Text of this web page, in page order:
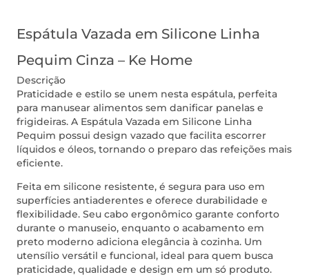
Espátula Vazada em Silicone Linha
Pequim Cinza – Ke Home
Descrição
Praticidade e estilo se unem nesta espátula, perfeita
para manusear alimentos sem danificar panelas e
frigideiras. A Espátula Vazada em Silicone Linha
Pequim possui design vazado que facilita escorrer
líquidos e óleos, tornando o preparo das refeições mais
eficiente.
Feita em silicone resistente, é segura para uso em
superfícies antiaderentes e oferece durabilidade e
flexibilidade. Seu cabo ergonômico garante conforto
durante o manuseio, enquanto o acabamento em
preto moderno adiciona elegância à cozinha. Um
utensílio versátil e funcional, ideal para quem busca
praticidade, qualidade e design em um só produto.